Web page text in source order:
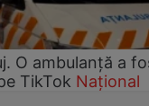
O ambulanță a
TikTok Național